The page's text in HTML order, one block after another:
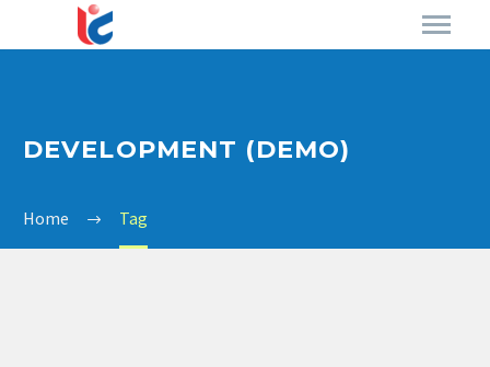
DEVELOPMENT (DEMO)
Home Tag